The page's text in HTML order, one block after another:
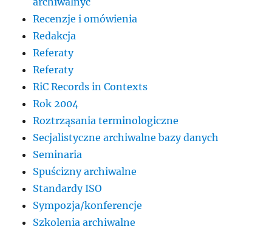
Recenzje i omówienia
Redakcja
Referaty
Referaty
RiC Records in Contexts
Rok 2004
Roztrząsania terminologiczne
Secjalistyczne archiwalne bazy danych
Seminaria
Spuścizny archiwalne
Standardy ISO
Sympozja/konferencje
Szkolenia archiwalne